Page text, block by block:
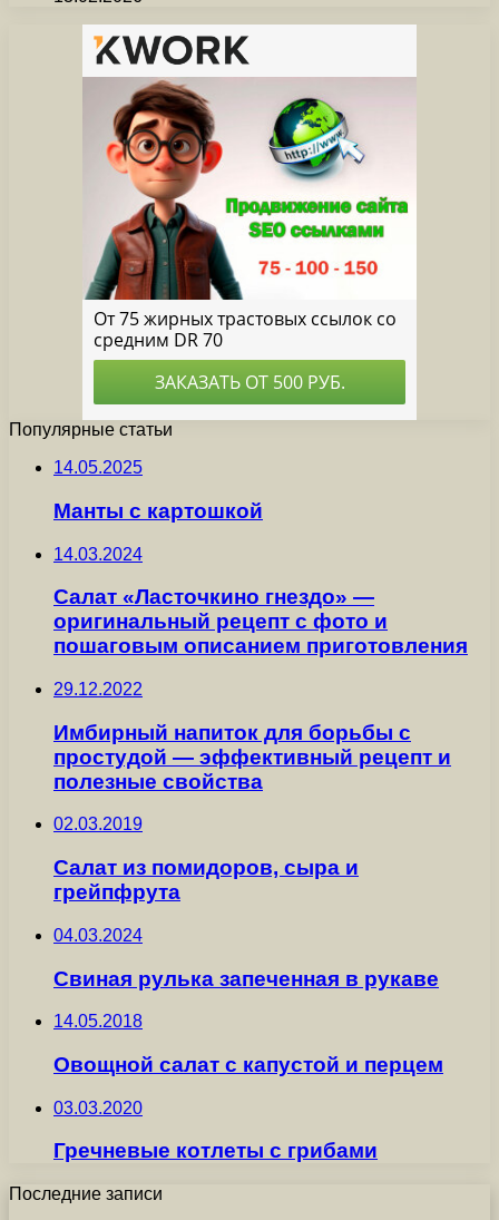
Популярные статьи
14.05.2025
Манты с картошкой
14.03.2024
Салат «Ласточкино гнездо» —
оригинальный рецепт с фото и
пошаговым описанием приготовления
29.12.2022
Имбирный напиток для борьбы с
простудой — эффективный рецепт и
полезные свойства
02.03.2019
Салат из помидоров, сыра и
грейпфрута
04.03.2024
Свиная рулька запеченная в рукаве
14.05.2018
Овощной салат с капустой и перцем
03.03.2020
Гречневые котлеты с грибами
Последние записи